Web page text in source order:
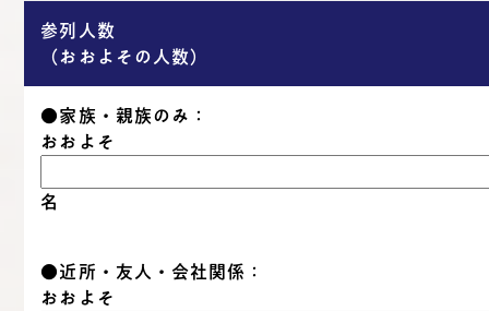
参列人数
（おおよその人数）
●家族・親族のみ：
おおよそ
名
●近所・友人・会社関係：
おおよそ